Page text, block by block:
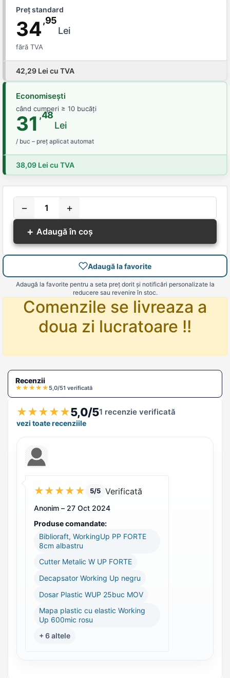
Preț standard
34,95
Lei
fără TVA
42,29 Lei cu TVA
Economisești
când cumperi ≥ 10 bucăți
31 ,48
Lei
/ buc – preț aplicat automat
38,09 Lei cu TVA
−
+
+ Adaugă în coș
Adaugă la favorite
Adaugă la favorite pentru a seta preț dorit și notificări personalizate la
reducere sau revenire în stoc.
Comenzile se livreaza a
doua zi lucratoare !!
Recenzii
★ ★ ★ ★ ★ 5,0/51 verificată
★★★★★5,0/51 recenzie verificată
vezi toate recenziile
★★★★★ 5/5 Verificată
Anonim – 27 Oct 2024
Produse comandate:
Biblioraft, WorkingUp PP FORTE
8cm albastru
Cutter Metalic W UP FORTE
Decapsator Working Up negru
Dosar Plastic WUP 25buc MOV
Mapa plastic cu elastic Working
Up 600mic rosu
+ 6 altele